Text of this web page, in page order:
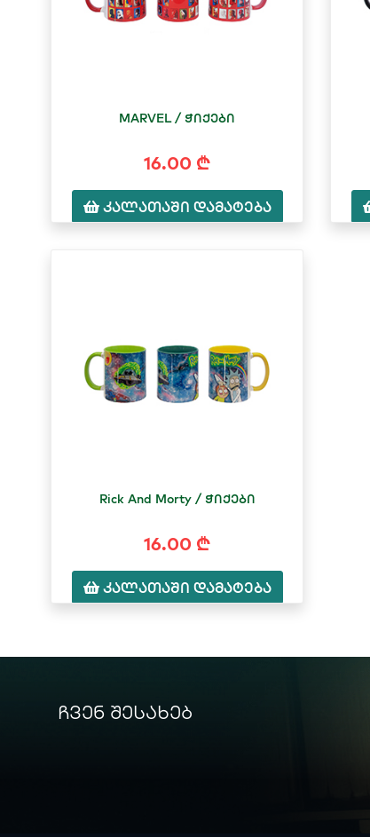
MARVEL / ჭიქები
16.00 ₾
კალათაში დამატება
Rick And Morty / ჭიქები
16.00 ₾
კალათაში დამატება
ჩვენ შესახებ